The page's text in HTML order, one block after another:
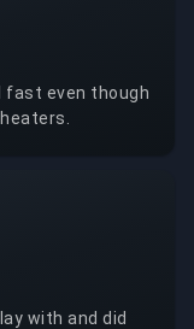
fast even though
with and did